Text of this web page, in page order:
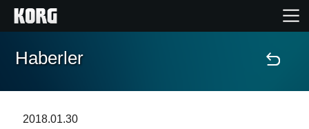
Ana Sayfa
Haberler
2018.01.30